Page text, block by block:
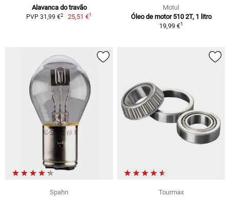
Alavanca do travão
PVP 31,99 €2 25,51 €1
Motul
Óleo de motor 510 2T, 1 litro
19,99 €1
Spahn Tourmax